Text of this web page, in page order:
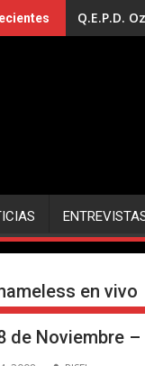
Q.E.P.D.
en vivo
de Noviembre –